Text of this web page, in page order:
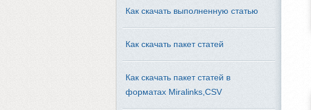
Как скачать выполненную статью
Как скачать пакет статей
Как скачать пакет статей в
форматах Miralinks,CSV